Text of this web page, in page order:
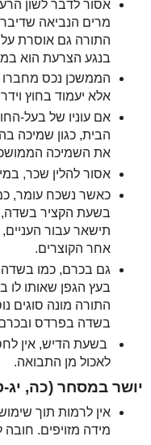
אסור לדבר לשון
מרים הנביאה
התורה גם אוסרת
בנגע הצרעת הוא
הממשכן נכס מחברו
אלא יעמוד בחוץ
אם עוניו של בעל-
הבית, כגון שמיכה
את השמיכה
אסור להלין שכר,
כאשר נשכח עומר,
בשעת הקציר בשדה,
תישאר עבור
אחר הקוצרים.
גם בכרם, כמו
בעץ הגפן שאותו לו
התורה מונה סוגים
בשדה בפרדס ובכרם
בשעת הדיש, אין
לאכול מן התבואה.
יושר במסחר (כה, יג-
אין לרמות תוך
מידה מזויפים.